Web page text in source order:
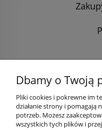
Dbamy o Twoją
Pliki cookies i pokrewne im
działanie strony i pomagają
potrzeb. Możesz
wszystkich tych plików i